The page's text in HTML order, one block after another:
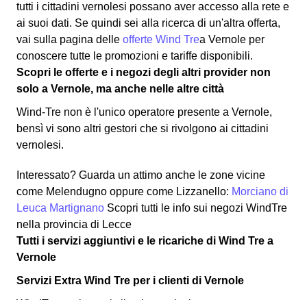
tutti i cittadini vernolesi possano aver accesso alla rete e
ai suoi dati. Se quindi sei alla ricerca di un'altra offerta,
vai sulla pagina delle offerte Wind Trea Vernole per
conoscere tutte le promozioni e tariffe disponibili.
Scopri le offerte e i negozi degli altri provider non
solo a Vernole, ma anche nelle altre città
Wind-Tre non è l'unico operatore presente a Vernole,
bensì vi sono altri gestori che si rivolgono ai cittadini
vernolesi.
Interessato? Guarda un attimo anche le zone vicine
come Melendugno oppure come Lizzanello: Morciano di
Leuca Martignano Scopri tutti le info sui negozi WindTre
nella provincia di Lecce
Tutti i servizi aggiuntivi e le ricariche di Wind Tre a
Vernole
Servizi Extra Wind Tre per i clienti di Vernole